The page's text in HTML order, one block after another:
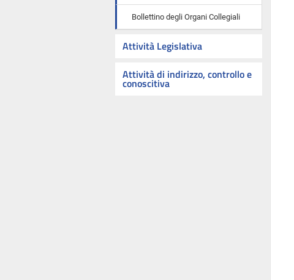
Bollettino degli Organi Collegiali
Attività Legislativa
Attività di indirizzo, controllo e
conoscitiva